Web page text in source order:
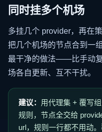
同时挂多个机场
多挂几个 provider，再在
把几个机场的节点合到一
最干净的做法——比手动
场各自更新、互不干扰。
建议： 用代理集 + 覆写
规则，节点全交给
url，规则一行都不用动